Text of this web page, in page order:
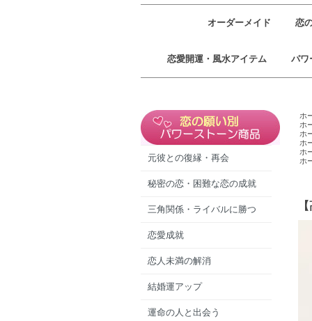
オーダーメイド 恋
恋愛開運・風水アイテム パワ
元彼との復縁・再会
秘密の恋・困難な恋の成就
三角関係・ライバルに勝つ
恋愛成就
恋人未満の解消
結婚運アップ
運命の人と出会う
ホ
ホ
ホ
ホ
ホ
ホ